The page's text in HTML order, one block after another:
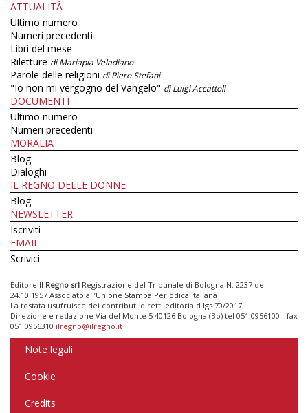
ATTUALITÀ
Ultimo numero
Numeri precedenti
Libri del mese
Riletture di Mariapia Veladiano
Parole delle religioni di Piero Stefani
"Io non mi vergogno del Vangelo" di Luigi Accattoli
DOCUMENTI
Ultimo numero
Numeri precedenti
MORALIA
Blog
Dialoghi
IL REGNO DELLE DONNE
Blog
NEWSLETTER
Iscriviti
EMAIL
Scrivici
Editore Il Regno srl Registrazione del Tribunale di Bologna N. 2237 del
24.10.1957 Associato all’Unione Stampa Periodica Italiana
La testata usufruisce dei contributi diretti editoria d.lgs 70/2017
Direzione e redazione Via del Monte 5 40126 Bologna (Bo) tel 051 0956100 - fax
051 0956310 ilregno@ilregno.it
Note legali
Cookie
Credits